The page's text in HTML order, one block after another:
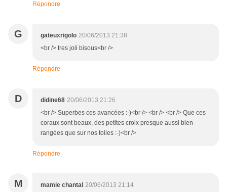
Répondre
G gateuxrigolo 20/06/2013 21:38
<br /> tres joli bisous<br />
Répondre
D didine68 20/06/2013 21:26
<br /> Superbes ces avancées :-)<br /> <br /> <br /> Que ces
coraux sont beaux, des petites croix presque aussi bien
rangées que sur nos toiles :-)<br />
Répondre
M mamie chantal 20/06/2013 21:14